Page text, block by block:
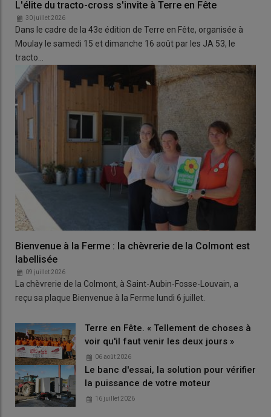
L'élite du tracto-cross s'invite à Terre en Fête
30 juillet 2026
Dans le cadre de la 43e édition de Terre en Fête, organisée à
Moulay le samedi 15 et dimanche 16 août par les JA 53, le
tracto…
Bienvenue à la Ferme : la chèvrerie de la Colmont est
labellisée
09 juillet 2026
La chèvrerie de la Colmont, à Saint-Aubin-Fosse-Louvain, a
reçu sa plaque Bienvenue à la Ferme lundi 6 juillet.
Terre en Fête. « Tellement de choses à
voir qu'il faut venir les deux jours »
06 août 2026
Le banc d'essai, la solution pour vérifier
la puissance de votre moteur
16 juillet 2026